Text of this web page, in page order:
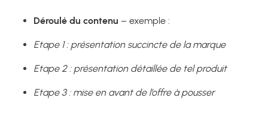
Déroulé du contenu – exemple :
Etape 1 : présentation succincte de la marque
Etape 2 : présentation détaillée de tel produit
Etape 3 : mise en avant de l’offre à pousser